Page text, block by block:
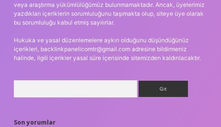
veya araştırma yükümlülüğümüz bulunmamaktadır. Ancak, üyelerimiz
yazdıkları içeriklerin sorumluluğunu taşımakta olup, siteye üye olarak
bu sorumluluğu kabul etmiş sayılırlar.
Hukuka ve yasal düzenlemelere aykırı olduğunu düşündüğünüz
içerikleri, backlinkpanelicomtr@gmail.com adresine bildirmeniz
halinde, ilgili içerikler yasal süre içerisinde sitemizden kaldırılacaktır.
Son yorumlar